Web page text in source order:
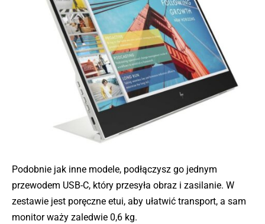
Podobnie jak inne modele, podłączysz go jednym
przewodem USB-C, który przesyła obraz i zasilanie. W
zestawie jest poręczne etui, aby ułatwić transport, a sam
monitor waży zaledwie 0,6 kg.